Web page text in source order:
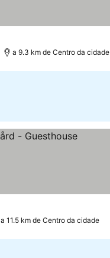
a 9.3 km de Centro da cidade
a 11.5 km de Centro da cidade